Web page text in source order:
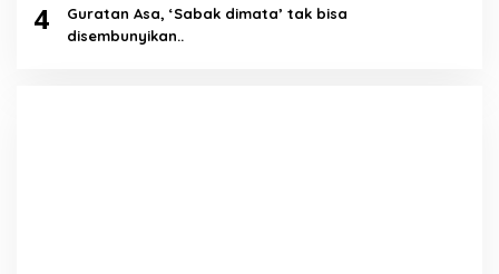
4
Guratan Asa, ‘Sabak dimata’ tak bisa
disembunyikan..